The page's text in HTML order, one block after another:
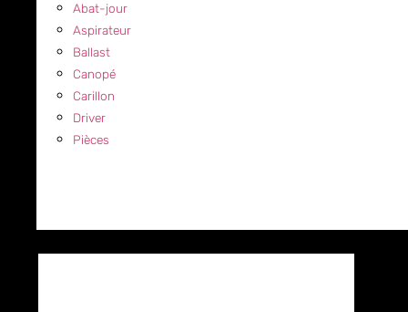
Abat-jour
Aspirateur
Ballast
Canopé
Carillon
Driver
Pièces